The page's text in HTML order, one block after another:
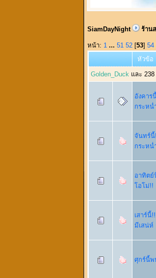
SiamDayNight ร้าน
หน้า: 1 ... 51 52 [53] 54
หัวข้อ
Golden_Duck และ
อังคาร
กระหน่
จันทร์นี้
กระหน่
อาทิตย์
โอโม่!!
เสาร์นี้
มีเสน่ห์
ศุกร์นี้พ